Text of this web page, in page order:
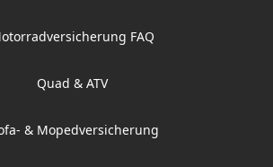
FAQ
Quad & ATV
& Mopedversicherung